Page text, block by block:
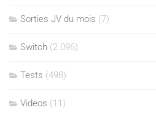
Sorties JV du mois (7)
Switch (2 096)
Tests (498)
Videos (11)